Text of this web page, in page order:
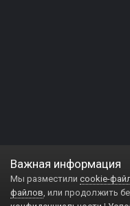
Важная информация
Мы разместили cookie-
файлов, или продолжить